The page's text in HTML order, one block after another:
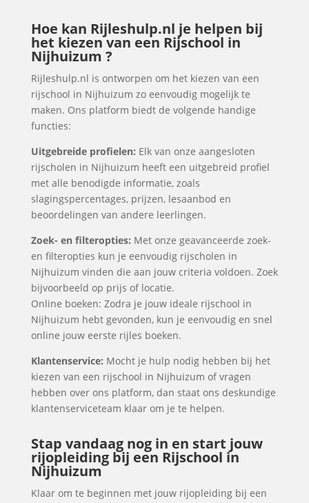
Hoe kan Rijleshulp.nl je helpen bij
het kiezen van een Rijschool in
Nijhuizum ?
Rijleshulp.nl is ontworpen om het kiezen van een
rijschool in Nijhuizum zo eenvoudig mogelijk te
maken. Ons platform biedt de volgende handige
functies:
Uitgebreide profielen: Elk van onze aangesloten
rijscholen in Nijhuizum heeft een uitgebreid profiel
met alle benodigde informatie, zoals
slagingspercentages, prijzen, lesaanbod en
beoordelingen van andere leerlingen.
Zoek- en filteropties: Met onze geavanceerde zoek-
en filteropties kun je eenvoudig rijscholen in
Nijhuizum vinden die aan jouw criteria voldoen. Zoek
bijvoorbeeld op prijs of locatie.
Online boeken: Zodra je jouw ideale rijschool in
Nijhuizum hebt gevonden, kun je eenvoudig en snel
online jouw eerste rijles boeken.
Klantenservice: Mocht je hulp nodig hebben bij het
kiezen van een rijschool in Nijhuizum of vragen
hebben over ons platform, dan staat ons deskundige
klantenserviceteam klaar om je te helpen.
Stap vandaag nog in en start jouw
rijopleiding bij een Rijschool in
Nijhuizum
Klaar om te beginnen met jouw rijopleiding bij een